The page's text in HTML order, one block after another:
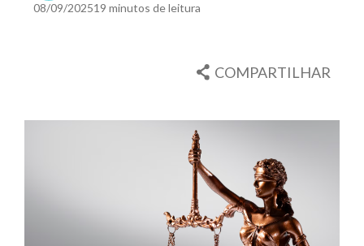
08/09/202519 minutos de leitura
COMPARTILHAR